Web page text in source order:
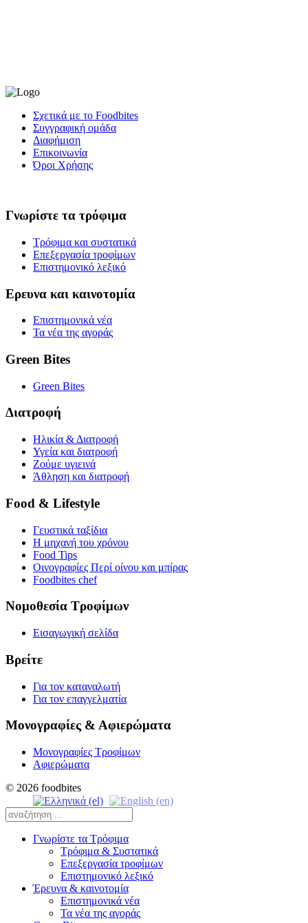
Σχετικά με το Foodbites
Συγγραφική ομάδα
Διαφήμιση
Επικοινωνία
Όροι Χρήσης
Γνωρίστε τα τρόφιμα
Τρόφιμα και συστατικά
Επεξεργασία τροφίμων
Επιστημονικό λεξικό
Ερευνα και καινοτομία
Επιστημονικά νέα
Τα νέα της αγοράς
Green Bites
Green Bites
Διατροφή
Ηλικία & Διατροφή
Υγεία και διατροφή
Ζούμε υγιεινά
Άθληση και διατροφή
Food & Lifestyle
Γευστικά ταξίδια
Η μηχανή του χρόνου
Food Tips
Οινογραφίες Περί οίνου και μπίρας
Foodbites chef
Νομοθεσία Τροφίμων
Εισαγωγική σελίδα
Βρείτε
Για τον καταναλωτή
Για τον επαγγελματία
Μονογραφίες & Αφιερώματα
Μονογραφίες Τροφίμων
Αφιερώματα
© 2026 foodbites
Γνωρίστε τα Τρόφιμα
Τρόφιμα & Συστατικά
Επεξεργασία τροφίμων
Επιστημονικό λεξικό
Έρευνα & καινοτομία
Επιστημονικά νέα
Τα νέα της αγοράς